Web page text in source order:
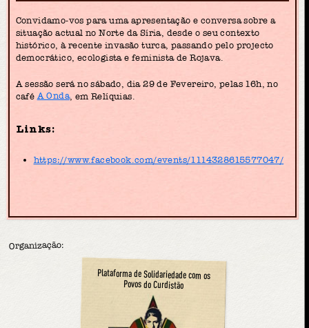
Convidamo-vos para uma apresentação e conversa sobre a
situação actual no Norte da Síria, desde o seu contexto
histórico, à recente invasão turca, passando pelo projecto
democrático, ecologista e feminista de Rojava.
A sessão será no sábado, dia 29 de Fevereiro, pelas 16h, no
café A Onda, em Relíquias.
Links:
https://www.facebook.com/events/1114328615577047/
Organização:
Plataforma de Solidariedade com os
Povos do Curdistão